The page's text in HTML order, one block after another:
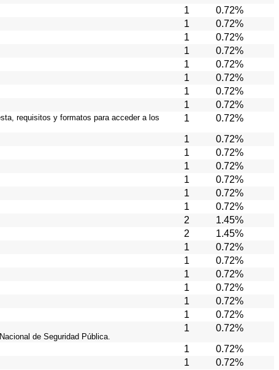
1 0.72%
1 0.72%
1 0.72%
1 0.72%
1 0.72%
1 0.72%
1 0.72%
1 0.72%
requisitos y formatos para acceder a los
1 0.72%
1 0.72%
1 0.72%
1 0.72%
1 0.72%
1 0.72%
1 0.72%
2 1.45%
2 1.45%
1 0.72%
1 0.72%
1 0.72%
1 0.72%
1 0.72%
1 0.72%
de Seguridad Pública.
1 0.72%
1 0.72%
1 0.72%